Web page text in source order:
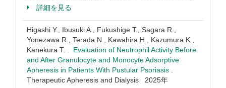
詳細を見る
Higashi Y., Ibusuki A., Fukushige T., Sagara R.,
Yonezawa R., Terada N., Kawahira H., Kazumura K.,
Kanekura T. . Evaluation of Neutrophil Activity Before
and After Granulocyte and Monocyte Adsorptive
Apheresis in Patients With Pustular Psoriasis .
Therapeutic Apheresis and Dialysis 2025年